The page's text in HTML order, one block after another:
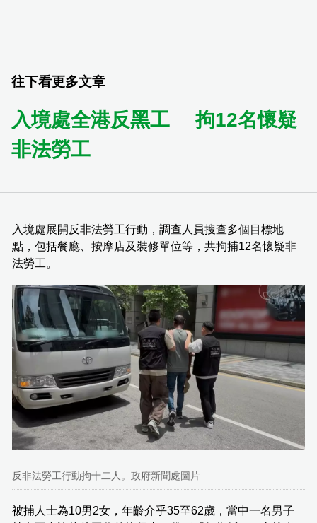
往下看更多文章
入境處全港反黑工 拘12名懷疑
非法勞工
入境處展開反非法勞工行動，調查人員搜查多個目標地
點，包括餐廳、按摩店及裝修單位等，共拘捕12名懷疑非
法勞工。
反非法勞工行動拘十二人。政府新聞處圖片
被捕人士為10男2女，年齡介乎35至62歲，當中一名男子